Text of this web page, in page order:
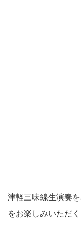
津軽三味線生演奏
をお楽しみいただ